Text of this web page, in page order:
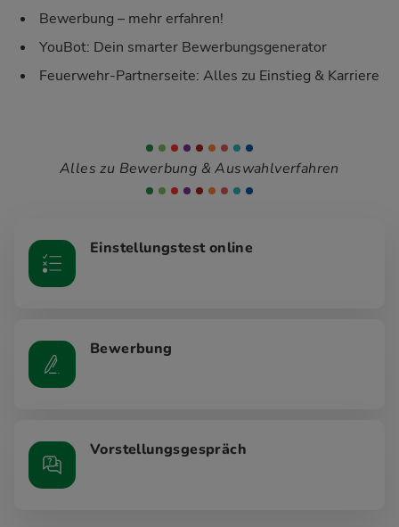
Bewerbung – mehr erfahren!
YouBot: Dein smarter Bewerbungsgenerator
Feuerwehr-Partnerseite: Alles zu Einstieg & Karriere
Alles zu Bewerbung & Auswahlverfahren
Einstellungstest online
Bewerbung
Vorstellungsgespräch